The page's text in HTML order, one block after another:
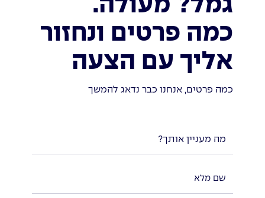
גמל? מעולה.
כמה פרטים ונחזור
אליך עם הצעה
כמה פרטים, אנחנו כבר נדאג להמשך
מה מעניין אותך?